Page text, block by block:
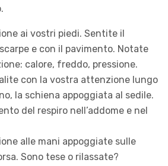
ai vostri piedi. Sentite il
e con il pavimento. Notate
calore, freddo, pressione.
con la vostra attenzione lungo
la schiena appoggiata al sedile.
del respiro nell’addome e nel
alle mani appoggiate sulle
Sono tese o rilassate?